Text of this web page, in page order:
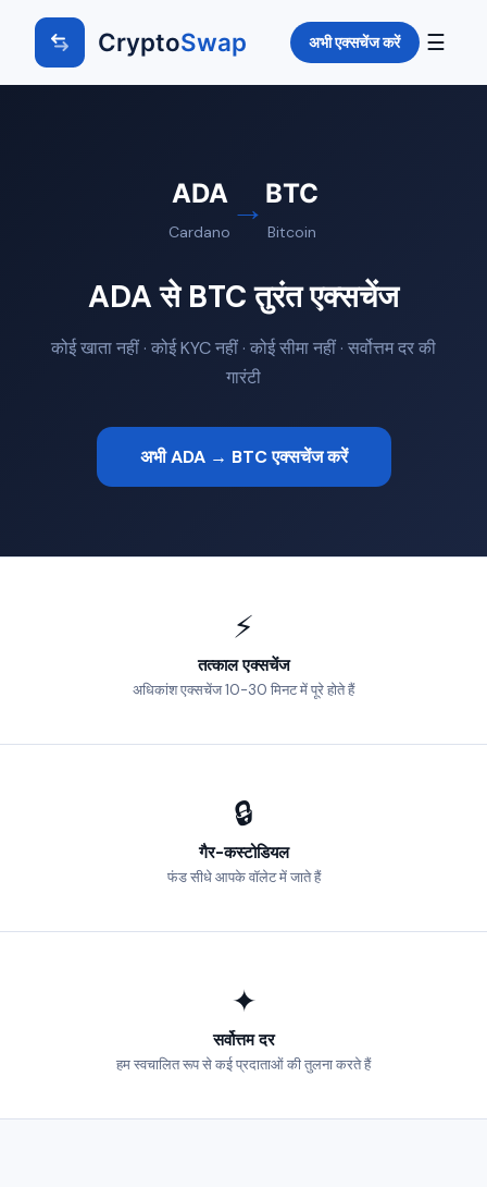
CryptoSwap अभी एक्सचेंज करें ☰
ADA
Cardano
→ BTC
Bitcoin
ADA से BTC तुरंत एक्सचेंज
कोई खाता नहीं · कोई KYC नहीं · कोई सीमा नहीं · सर्वोत्तम दर की
गारंटी
अभी ADA → BTC एक्सचेंज करें
⚡
तत्काल एक्सचेंज
अधिकांश एक्सचेंज 10-30 मिनट में पूरे होते हैं
🔒
गैर-कस्टोडियल
फंड सीधे आपके वॉलेट में जाते हैं
✦
सर्वोत्तम दर
हम स्वचालित रूप से कई प्रदाताओं की तुलना करते हैं